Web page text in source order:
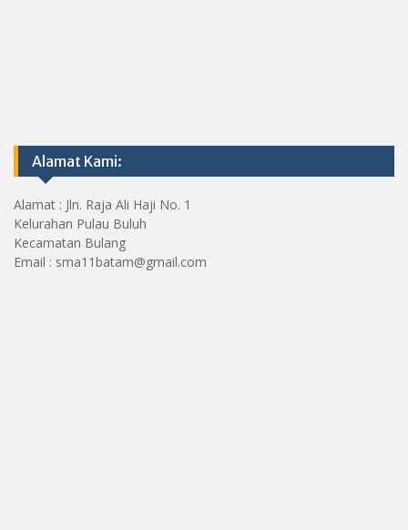
Alamat Kami:
Alamat : Jln. Raja Ali Haji No. 1
Kelurahan Pulau Buluh
Kecamatan Bulang
Email : sma11batam@gmail.com